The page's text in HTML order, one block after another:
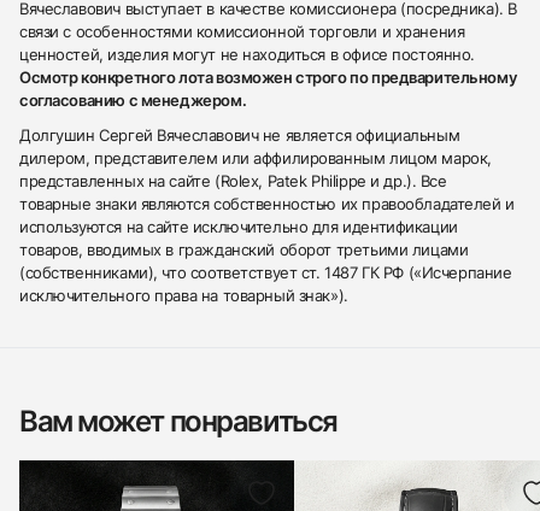
Вячеславович выступает в качестве комиссионера (посредника). В
связи с особенностями комиссионной торговли и хранения
ценностей, изделия могут не находиться в офисе постоянно.
Осмотр конкретного лота возможен строго по предварительному
согласованию с менеджером.
Долгушин Сергей Вячеславович не является официальным
дилером, представителем или аффилированным лицом марок,
представленных на сайте (Rolex, Patek Philippe и др.). Все
товарные знаки являются собственностью их правообладателей и
используются на сайте исключительно для идентификации
товаров, вводимых в гражданский оборот третьими лицами
(собственниками), что соответствует ст. 1487 ГК РФ («Исчерпание
исключительного права на товарный знак»).
Вам может понравиться